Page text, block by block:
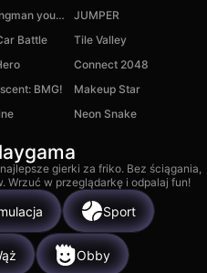
What a strongman you are | Robbie
JUMPER
Battle
Tile Valley
Connect 2048
BMG!
Makeup Star
Neon Snake
gierki za friko. Bez ściągania,
Wrzuć w przeglądarkę i odpalaj fun!
Sport
Obby